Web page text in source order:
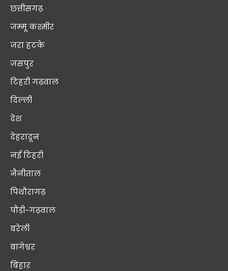
छत्तीसगढ़
जम्मू कश्मीर
ज़रा हटके
जसपुर
टिहरी गढ़वाल
दिल्ली
देश
देहरादून
नई टिहरी
नैनीताल
पिथौरागढ़
पौड़ी-गढ़वाल
बरेली
बागेश्वर
बिहार